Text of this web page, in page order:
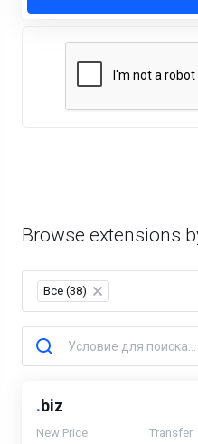
Browse extensions
Все (38) ×
.biz
New Price Transfer